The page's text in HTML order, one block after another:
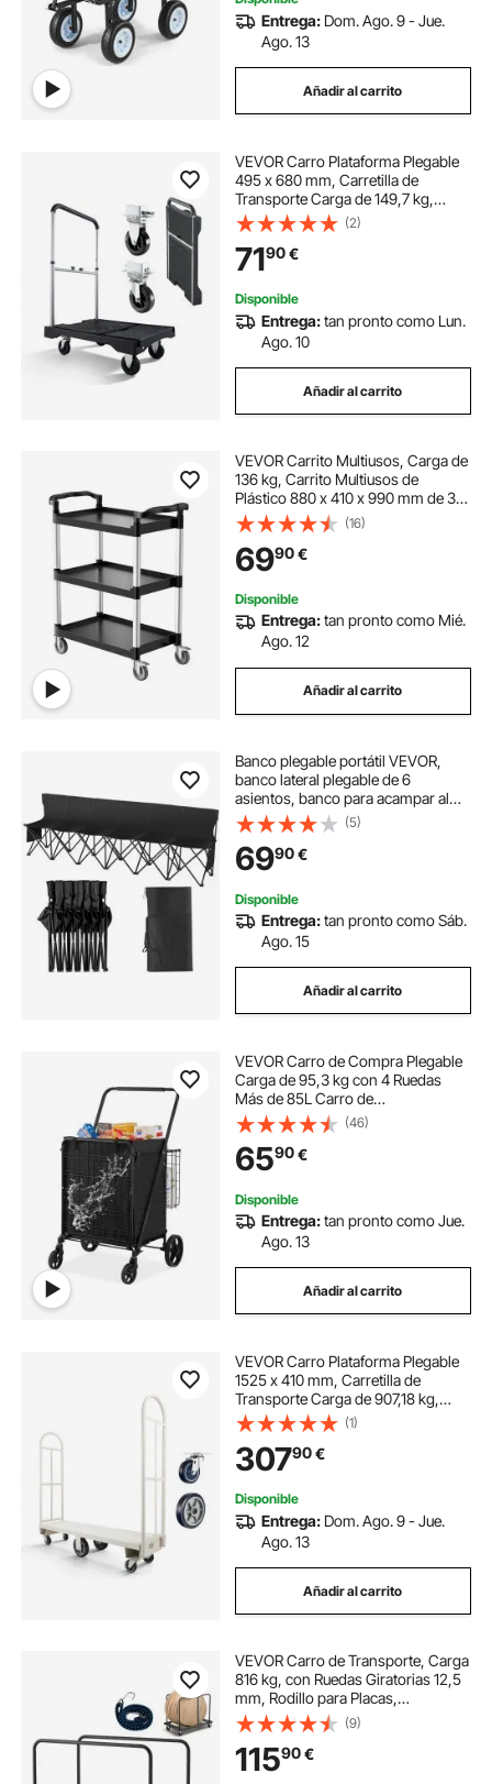
Entrega: Dom. Ago. 9 - Jue.
Ago. 13
Añadir al carrito
VEVOR Carro Plataforma Plegable
495 x 680 mm, Carretilla de
Transporte Carga de 149,7 kg,
Carrito Portaequipajes con
Plataforma con Ruedas Giratorias,
Asa Ajustable para Tareas
Domésticas, Almacén
(2)
7190€
Disponible
Entrega:tan pronto como Lun.
Ago. 10
Añadir al carrito
VEVOR Carrito Multiusos, Carga de
136 kg, Carrito Multiusos de
Plástico 880 x 410 x 990 mm de 3
Niveles con Ruedas Giratorias de
360° (2 con Frenos), para Almacén,
Restaurante, Cocina, Negro
(16)
6990€
Disponible
Entrega:tan pronto como Mié.
Ago. 12
Añadir al carrito
Banco plegable portátil VEVOR,
banco lateral plegable de 6
asientos, banco para acampar al
aire libre con bolsa de transporte y
respaldo, banco lateral para
deportes de equipo para fútbol,
pesca, asiento instantáneo sin
ensamblaje, negro
(5)
6990€
Disponible
Entrega:tan pronto como Sáb.
Ago. 15
Añadir al carrito
VEVOR Carro de Compra Plegable
Carga de 95,3 kg con 4 Ruedas
Más de 85L Carro de
Supermercado con 2 Cestas Carro
de Compra de Hierro con Forro
Impermeable Carro Multiusos
Resistente para Ir de Compras
(46)
6590€
Disponible
Entrega:tan pronto como Jue.
Ago. 13
Añadir al carrito
VEVOR Carro Plataforma Plegable
1525 x 410 mm, Carretilla de
Transporte Carga de 907,18 kg,
Carrito Portaequipajes con
Plataforma con Seis Ruedas y Dos
Asas, para Tareas Domésticas,
Almacén, Mudanza
(1)
30790€
Disponible
Entrega: Dom. Ago. 9 - Jue.
Ago. 13
Añadir al carrito
VEVOR Carro de Transporte, Carga
816 kg, con Ruedas Giratorias 12,5
mm, Rodillo para Placas,
Abrazadera para Tubos con Correa
de Amarre y 2 Pasamanos
Laterales, para Almacenes y
Garajes, Negro
(9)
11590€